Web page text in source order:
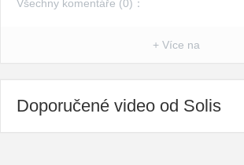
Všechny komentáře (0)：
+ Více na
Doporučené video od Solis